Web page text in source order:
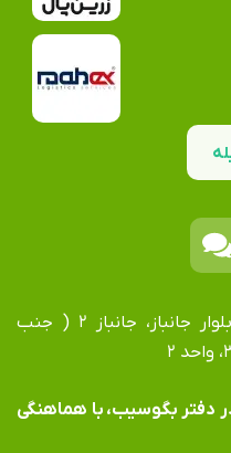
آدرس دفتر: مشهد، بلوار فردوسی، بلوار جانباز، جانباز ۲ ( جنب
دفتر بگوسیب، با هماهنگی